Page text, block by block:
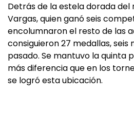
Detrás de la estela dorada del
Vargas, quien ganó seis
encolumnaron el resto de las
consiguieron 27 medallas, seis
pasado. Se mantuvo la quinta
más diferencia que en los
se logró esta ubicación.